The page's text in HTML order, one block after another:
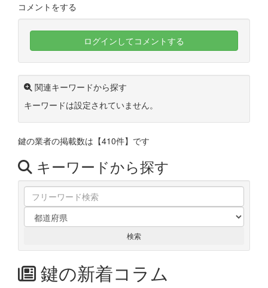
コメントをする
ログインしてコメントする
関連キーワードから探す
キーワードは設定されていません。
鍵の業者の掲載数は 【410件】 です
キーワードから探す
鍵の新着コラム